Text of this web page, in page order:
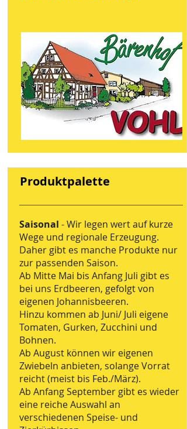
Produktpalette
Saisonal - Wir legen wert auf kurze
Wege und regionale Erzeugung.
Daher gibt es manche Produkte nur
zur passenden Saison.
Ab Mitte Mai bis Anfang Juli gibt es
bei uns Erdbeeren, gefolgt von
eigenen Johannisbeeren.
Hinzu kommen ab Juni/ Juli eigene
Tomaten, Gurken, Zucchini und
Bohnen.
Ab August können wir eigenen
Zwiebeln anbieten, solange Vorrat
reicht (meist bis Feb./März).
Ab Anfang September gibt es wieder
eine reiche Auswahl an
verschiedenen Speise- und